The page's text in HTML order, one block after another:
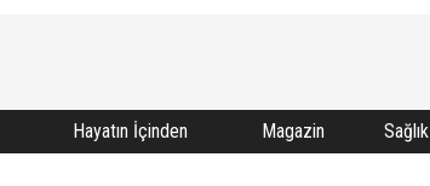
Hayatın İçinden Magazin Sağlık